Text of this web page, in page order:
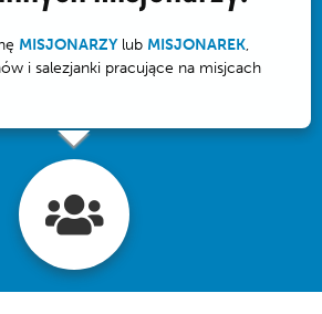
innych misjonarzy!
MISJONARZY lubMISJONAREK,